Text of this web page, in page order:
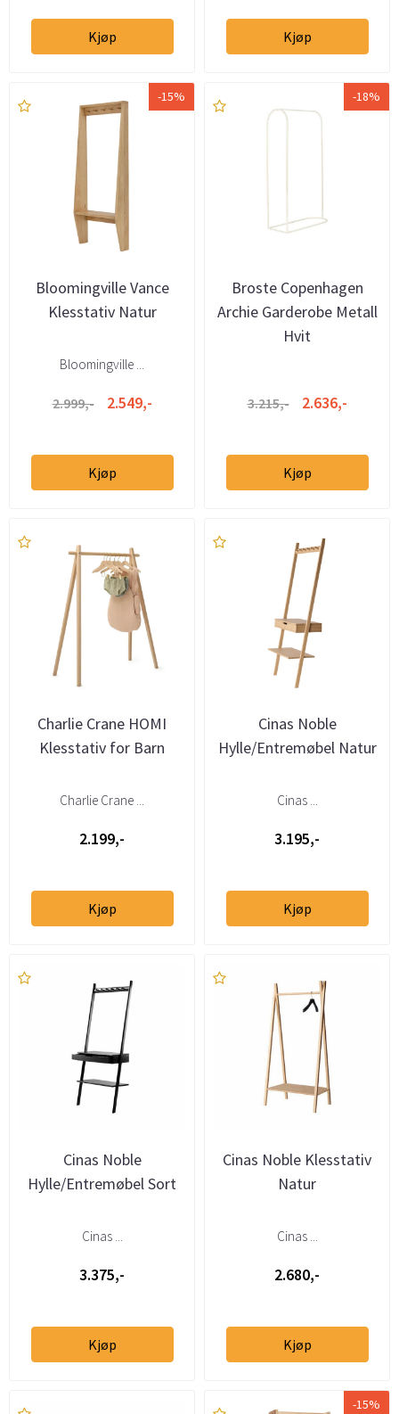
Kjøp Kjøp
-15%
Bloomingville Vance
Klesstativ Natur
Bloomingville ...
2.999,- 2.549,-
Kjøp
-18%
Broste Copenhagen
Archie Garderobe Metall
Hvit
3.215,- 2.636,-
Kjøp
Charlie Crane HOMI
Klesstativ for Barn
Charlie Crane ...
2.199,-
Kjøp
Cinas Noble
Hylle/Entremøbel Natur
Cinas ...
3.195,-
Kjøp
Cinas Noble
Hylle/Entremøbel Sort
Cinas ...
3.375,-
Kjøp
Cinas Noble Klesstativ
Natur
Cinas ...
2.680,-
Kjøp
-15%